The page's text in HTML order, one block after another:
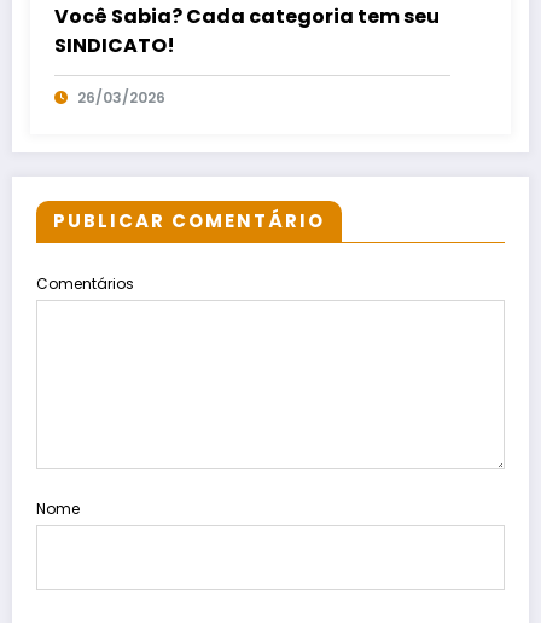
Você Sabia? Cada categoria tem seu
SINDICATO!
26/03/2026
PUBLICAR COMENTÁRIO
Comentários
Nome